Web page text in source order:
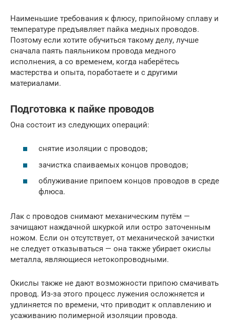
Наименьшие требования к флюсу, припойному сплаву и
температуре предъявляет пайка медных проводов.
Поэтому если хотите обучиться такому делу, лучше
сначала паять паяльником провода медного
исполнения, а со временем, когда наберётесь
мастерства и опыта, поработаете и с другими
материалами.
Подготовка к пайке проводов
Она состоит из следующих операций:
снятие изоляции с проводов;
зачистка спаиваемых концов проводов;
облуживание припоем концов проводов в среде
флюса.
Лак с проводов снимают механическим путём —
зачищают наждачной шкуркой или остро заточенным
ножом. Если он отсутствует, от механической зачистки
не следует отказываться — она также убирает окислы
металла, являющиеся нетокопроводными.
Окислы также не дают возможности припою смачивать
провод. Из-за этого процесс лужения осложняется и
удлиняется по времени, что приводит к оплавлению и
усаживанию полимерной изоляции провода.